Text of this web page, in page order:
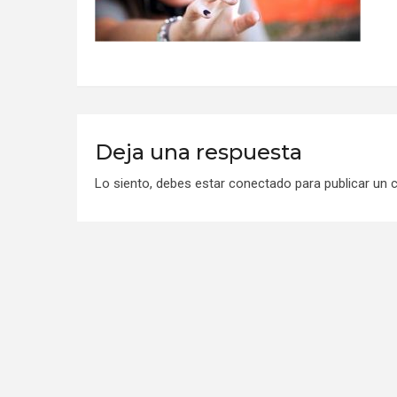
Deja una respuesta
Lo siento, debes estar conectado para publicar un